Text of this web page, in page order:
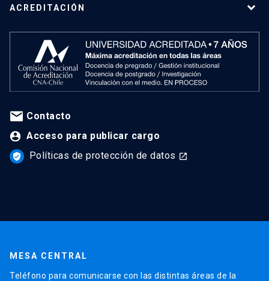
ACREDITACIÓN
Contacto
Acceso para publicar cargo
verified_user Políticas de protección de datos launch
MESA CENTRAL
Teléfono para comunicarse con las distintas áreas de la